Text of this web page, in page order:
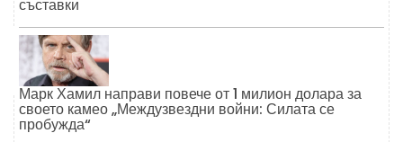
съставки
Марк Хамил направи повече от 1 милион долара за
своето камео „Междузвездни войни: Силата се
пробужда“